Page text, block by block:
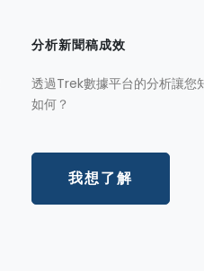
分析新聞稿成效
透過Trek數據平台的分析讓您
如何？
我想了解